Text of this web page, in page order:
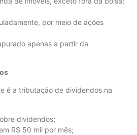
por meio de ações
apenas a partir da
é a tributação de dividendos na
dividendos;
R$ 50 mil por mês;